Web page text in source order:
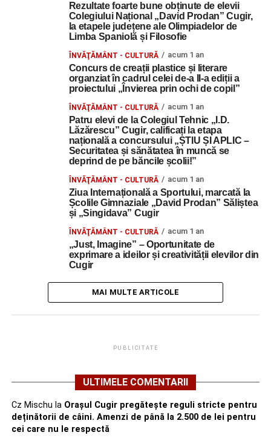
Rezultate foarte bune obținute de elevii
Colegiului Național „David Prodan” Cugir,
la etapele județene ale Olimpiadelor de
Limba Spaniolă și Filosofie
ÎNVĂŢĂMÂNT - CULTURĂ acum 1 an
Concurs de creații plastice și literare
organziat în cadrul celei de-a II-a ediții a
proiectului „Învierea prin ochi de copil”
ÎNVĂŢĂMÂNT - CULTURĂ acum 1 an
Patru elevi de la Colegiul Tehnic „I.D.
Lăzărescu” Cugir, calificați la etapa
națională a concursului „ȘTIU ȘI APLIC –
Securitatea și sănătatea în muncă se
deprind de pe băncile școlii!”
ÎNVĂŢĂMÂNT - CULTURĂ acum 1 an
Ziua Internațională a Sportului, marcată la
Școlile Gimnaziale „David Prodan” Săliștea
și „Singidava” Cugir
ÎNVĂŢĂMÂNT - CULTURĂ acum 1 an
„Just, Imagine” – Oportunitate de
exprimare a ideilor și creativității elevilor din
Cugir
MAI MULTE ARTICOLE
PUBLICITATE
ULTIMELE COMENTARII
Cz Mischu la Orașul Cugir pregătește reguli stricte pentru
deținătorii de câini. Amenzi de până la 2.500 de lei pentru
cei care nu le respectă